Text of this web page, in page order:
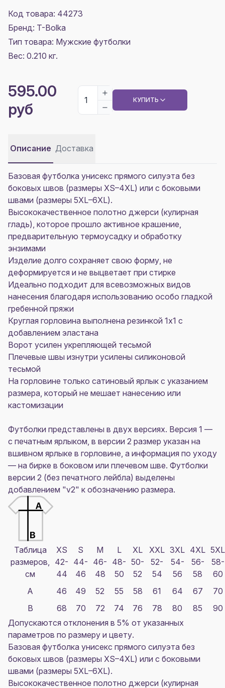
Код товара: 44273
Бренд: T-Bolka
Тип товара: Мужские футболки
Вес: 0.210 кг.
595.00
руб
КУПИТЬ
Описание Доставка
Базовая футболка унисекс прямого силуэта без
боковых швов (размеры XS–4XL) или с боковыми
швами (размеры 5XL–6XL).
Высококачественное полотно джерси (кулирная
гладь), которое прошло активное крашение,
предварительную термоусадку и обработку
энзимами
Изделие долго сохраняет свою форму, не
деформируется и не выцветает при стирке
Идеально подходит для всевозможных видов
нанесения благодаря использованию особо гладкой
гребенной пряжи
Круглая горловина выполнена резинкой 1x1 с
добавлением эластана
Ворот усилен укрепляющей тесьмой
Плечевые швы изнутри усилены силиконовой
тесьмой
На горловине только сатиновый ярлык с указанием
размера, который не мешает нанесению или
кастомизации
Футболки представлены в двух версиях. Версия 1 —
с печатным ярлыком, в версии 2 размер указан на
вшивном ярлыке в горловине, а информация по уходу
— на бирке в боковом или плечевом шве. Футболки
версии 2 (без печатного лейбла) выделены
добавлением "v2" к обозначению размера.
Таблица
размеров,
см
XS
42-
44
S
44-
46
M
46-
48
L
48-
50
XL
50-
52
XXL
52-
54
3XL
54-
56
4XL
56-
58
5XL
58-
60
A
46 49 52 55 58 61 64 67
70
B
68 70 72 74 76 78 80 85
90
Допускаются отклонения в 5% от указанных
параметров по размеру и цвету.
Базовая футболка унисекс прямого силуэта без
боковых швов (размеры XS–4XL) или с боковыми
швами (размеры 5XL–6XL).
Высококачественное полотно джерси (кулирная